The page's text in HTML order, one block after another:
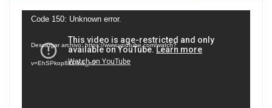
Reproductor
vídeo
Code 150: Unknown error.
Descargar archivo: https://www.youtube.com/watch?
v=EhSPkop8KPY&_=2